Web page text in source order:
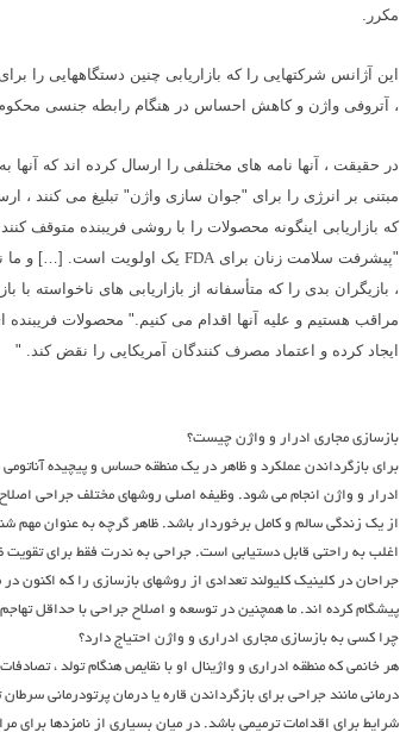
مکرر.
این آژانس شرکتهایی را که بازاریابی چنین دستگاههایی را
، آتروفی واژن و کاهش احساس در هنگام رابطه جنسی
در حقیقت ، آنها نامه های مختلفی را ارسال کرده اند که
مبتنی بر انرژی را برای "جوان سازی واژن" تبلیغ می کنند ،
که بازاریابی اینگونه محصولات را با روشی فریبنده متوقف
"پیشرفت سلامت زنان برای FDA یک اولویت است. […] و ما
، بازیگران بدی را که متأسفانه از بازاریابی های ناخواسته با
مراقب هستیم و علیه آنها اقدام می کنیم." محصولات
ایجاد کرده و اعتماد مصرف کنندگان آمریکایی را نقض کند. "
بازسازی مجاری ادرار و واژن چیست؟
برای بازگرداندن عملکرد و ظاهر در یک منطقه حساس و پیچیده
ادرار و واژن انجام می شود. وظیفه اصلی روشهای مختلف جراحی
از یک زندگی سالم و کامل برخوردار باشد. ظاهر گرچه به عنوان مهم
اغلب به راحتی قابل دستیابی است. جراحی به ندرت فقط برای تقویت
جراحان در کلینیک کلیولند تعدادی از روشهای بازسازی را که اکنون
پیشگام کرده اند. ما همچنین در توسعه و اصلاح جراحی با حداقل
چرا کسی به بازسازی مجاری ادراری و واژن احتیاج دارد؟
هر خانمی که منطقه ادراری و واژینال او با نقایص هنگام تولد ،
درمانی مانند جراحی برای بازگرداندن قاره یا درمان پرتودرمانی
شرایط برای اقدامات ترمیمی باشد. در میان بسیاری از نامزدها برای